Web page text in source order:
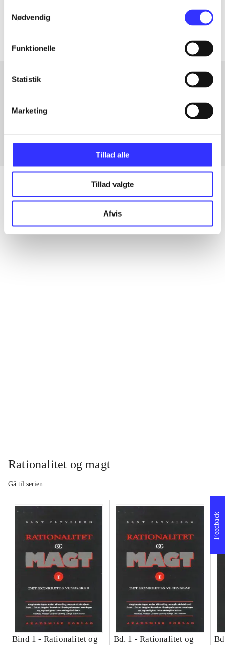
Nødvendig
Funktionelle
Statistik
Marketing
Tillad alle
Tillad valgte
Afvis
Artiklerne i
Fra
Alle registrerede artikler fordelt på udgivelser
Rationalitet og magt
Gå til serien
Bind 1 - Rationalitet og
Bd. 1 -Rationalitet og
Feedback